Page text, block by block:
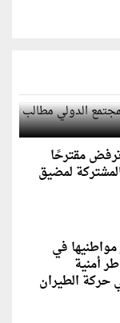
الدولي
مقترحًا
لمضيق
في
أمنية
الطيران